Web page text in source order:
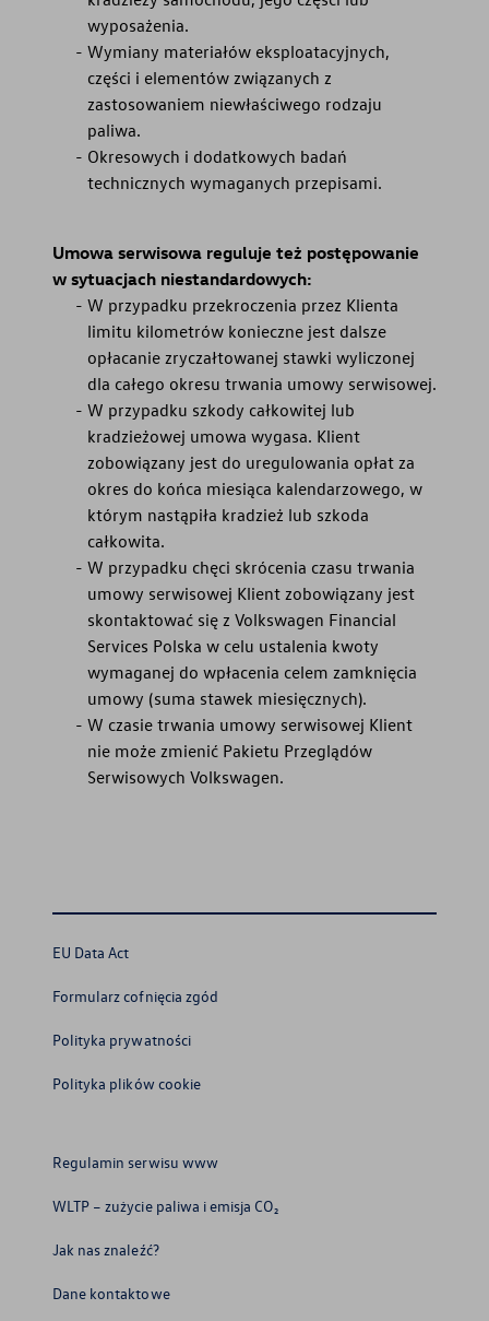
wyposażenia.
Wymiany materiałów eksploatacyjnych,
części i elementów związanych z
zastosowaniem niewłaściwego rodzaju
paliwa.
Okresowych i dodatkowych badań
technicznych wymaganych przepisami.
Umowa serwisowa reguluje też postępowanie
w sytuacjach niestandardowych:
W przypadku przekroczenia przez Klienta
limitu kilometrów konieczne jest dalsze
opłacanie zryczałtowanej stawki wyliczonej
dla całego okresu trwania umowy serwisowej.
W przypadku szkody całkowitej lub
kradzieżowej umowa wygasa. Klient
zobowiązany jest do uregulowania opłat za
okres do końca miesiąca kalendarzowego, w
którym nastąpiła kradzież lub szkoda
całkowita.
W przypadku chęci skrócenia czasu trwania
umowy serwisowej Klient zobowiązany jest
skontaktować się z Volkswagen Financial
Services Polska w celu ustalenia kwoty
wymaganej do wpłacenia celem zamknięcia
umowy (suma stawek miesięcznych).
W czasie trwania umowy serwisowej Klient
nie może zmienić Pakietu Przeglądów
Serwisowych Volkswagen.
EU Data Act
Formularz cofnięcia zgód
Polityka prywatności
Polityka plików cookie
Regulamin serwisu www
WLTP – zużycie paliwa i emisja CO₂
Jak nas znaleźć?
Dane kontaktowe